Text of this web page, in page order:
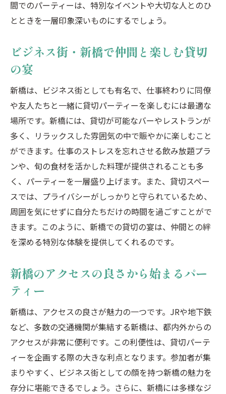
虎ノ門の魅力を引き出す貸切パーティー
虎ノ門でのパーティーはおしゃれに演出
虎ノ門のユニークな会場で思い出を作る
貸切パーティーで虎ノ門の魅力を堪能する
新橋のバーでビジネス街の喧騒を離れた贅沢な
時間
新橋のバーで大人の贅沢を楽しむ
ビジネス街新橋の意外な静けさを発見
新橋の魅力あるバーでの貸切パーティー
新橋での貸切で贅沢な時間を過ごす方法
都会の喧騒を忘れる新橋のプライベートバ
ー
新橋のバーで特別な夜を演出する方法
汐留の夜景をバックに贅沢な貸切パーティ
ー
都会の景色を独占、汐留の貸切イベント
汐留の高層ビルでの特別な貸切体験
洗練された汐留で夢のようなパーティーを
間でのパーティーは、特別なイベントや大切な人とのひ
とときを一層印象深いものにするでしょう。
ビジネス街・新橋で仲間と楽しむ貸切
の宴
新橋は、ビジネス街としても有名で、仕事終わりに同僚
や友人たちと一緒に貸切パーティーを楽しむには最適な
場所です。新橋には、貸切が可能なバーやレストランが
多く、リラックスした雰囲気の中で賑やかに楽しむこと
ができます。仕事のストレスを忘れさせる飲み放題プラ
ンや、旬の食材を活かした料理が提供されることも多
く、パーティーを一層盛り上げます。また、貸切スペー
スでは、プライバシーがしっかりと守られているため、
周囲を気にせずに自分たちだけの時間を過ごすことがで
きます。このように、新橋での貸切の宴は、仲間との絆
を深める特別な体験を提供してくれるのです。
新橋のアクセスの良さから始まるパー
ティー
新橋は、アクセスの良さが魅力の一つです。JRや地下鉄
など、多数の交通機関が集結する新橋は、都内外からの
アクセスが非常に便利です。この利便性は、貸切パーテ
ィーを企画する際の大きな利点となります。参加者が集
まりやすく、ビジネス街としての顔を持つ新橋の魅力を
存分に堪能できるでしょう。さらに、新橋には多様なジ